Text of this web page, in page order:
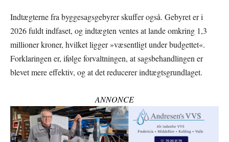
Indtægterne fra byggesagsgebyrer skuffer også. Gebyret er i
2026 fuldt indfaset, og indtægten ventes at lande omkring 1,3
millioner kroner, hvilket ligger »væsentligt under budgettet«.
Forklaringen er, ifølge forvaltningen, at sagsbehandlingen er
blevet mere effektiv, og at det reducerer indtægtsgrundlaget.
ANNONCE